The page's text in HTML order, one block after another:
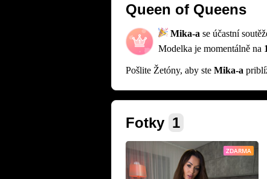
Queen of Queens
Mika-a se účastní
Modelka je momentálně na
Pošlite Žetóny, aby ste Mika-a
Fotky 1
ZDARMA